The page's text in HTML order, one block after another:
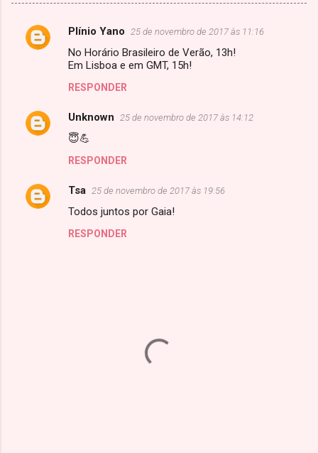
C
n
i
Plínio Yano 25 de novembro de 2017 às 11:16
No Horário Brasileiro de Verão, 13h!
Em Lisboa e em GMT, 15h!
RESPONDER
Unknown 25 de novembro de 2017 às 14:12
😇💪
RESPONDER
Tsa 25 de novembro de 2017 às 19:56
Todos juntos por Gaia!
RESPONDER